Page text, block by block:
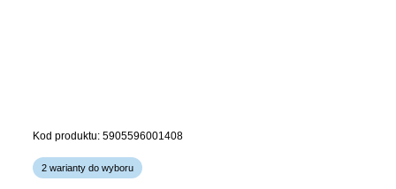
Kod produktu: 5905596001408
2 warianty do wyboru